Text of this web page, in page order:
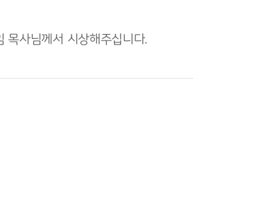
목사님께서 시상해주십니다.